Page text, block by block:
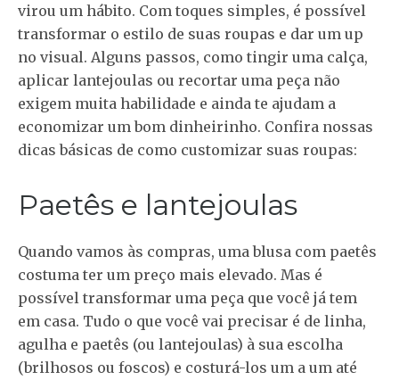
virou um hábito. Com toques simples, é possível
transformar o estilo de suas roupas e dar um up
no visual. Alguns passos, como tingir uma calça,
aplicar lantejoulas ou recortar uma peça não
exigem muita habilidade e ainda te ajudam a
economizar um bom dinheirinho. Confira nossas
dicas básicas de como customizar suas roupas:
Paetês e lantejoulas
Quando vamos às compras, uma blusa com paetês
costuma ter um preço mais elevado. Mas é
possível transformar uma peça que você já tem
em casa. Tudo o que você vai precisar é de linha,
agulha e paetês (ou lantejoulas) à sua escolha
(brilhosos ou foscos) e costurá-los um a um até